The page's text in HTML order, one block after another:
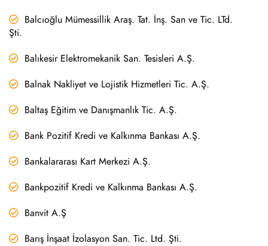
Balcıoğlu Mümessillik Araş. Tat. İnş. San ve Tic. LTd.
Şti.
Balıkesir Elektromekanik San. Tesisleri A.Ş.
Balnak Nakliyet ve Lojistik Hizmetleri Tic. A.Ş.
Baltaş Eğitim ve Danışmanlık Tic. A.Ş.
Bank Pozitif Kredi ve Kalkınma Bankası A.Ş.
Bankalararası Kart Merkezi A.Ş.
Bankpozitif Kredi ve Kalkınma Bankası A.Ş.
Banvit A.Ş
Barış İnşaat İzolasyon San. Tic. Ltd. Şti.